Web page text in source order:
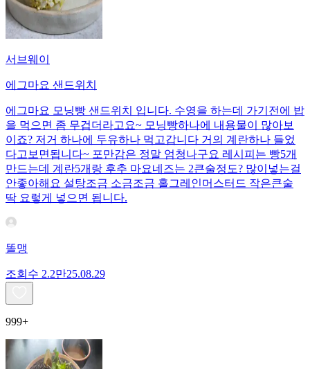
서브웨이
에그마요 샌드위치
에그마요 모닝빵 샌드위치 입니다. 수영을 하는데 가기전에 밥
을 먹으면 좀 무겁더라고요~ 모닝빵하나에 내용물이 많아보
이죠? 저거 하나에 두유하나 먹고갑니다 거의 계란하나 들었
다고보면됩니다~ 포만감은 정말 엄청나구요 레시피는 빵5개
만드는데 계란5개랑 후추 마요네즈는 2큰술정도? 많이넣는걸
안좋아해요 설탕조금 소금조금 홀그레인머스터드 작은큰술
딱 요렇게 넣으면 됩니다.
똘맹
조회수 2.2만25.08.29
999+